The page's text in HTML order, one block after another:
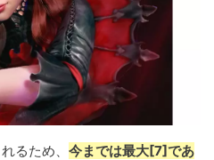
るため、 今までは最大[7]であ